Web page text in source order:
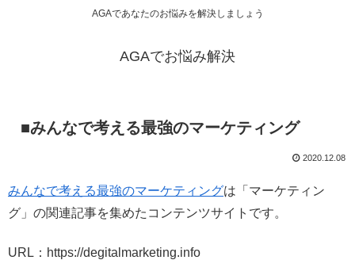
AGAであなたのお悩みを解決しましょう
AGAでお悩み解決
■みんなで考える最強のマーケティング
2020.12.08
みんなで考える最強のマーケティングは「マーケティン
グ」の関連記事を集めたコンテンツサイトです。
URL：https://degitalmarketing.info